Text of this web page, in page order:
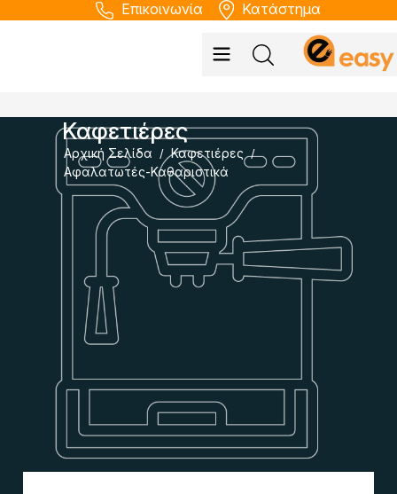
Επικοινωνία Κατάστημα
Αρχική Σελίδα / Καφετιέρες /
Αφαλατωτές-Καθαριστικά
Καφετιέρες